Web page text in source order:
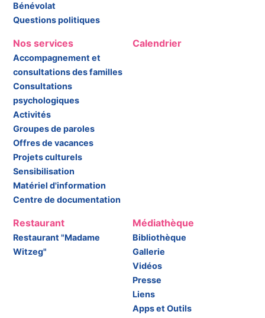
Bénévolat
Questions politiques
Nos services
Accompagnement et
consultations des familles
Consultations
psychologiques
Activités
Groupes de paroles
Offres de vacances
Projets culturels
Sensibilisation
Matériel d'information
Centre de documentation
Calendrier
Restaurant
Restaurant "Madame
Witzeg"
Médiathèque
Bibliothèque
Gallerie
Vidéos
Presse
Liens
Apps et Outils